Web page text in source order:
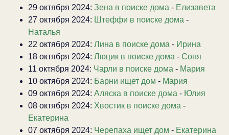
29 октября 2024: Зена в поиске дома - Елизавета
27 октября 2024: Штеффи в поиске дома -
Наталья
22 октября 2024: Лина в поиске дома - Ирина
18 октября 2024: Люцик в поиске дома - Соня
11 октября 2024: Чарли в поиске дома - Мария
10 октября 2024: Барни ищет дом - Мария
09 октября 2024: Аляска в поиске дома - Юлия
08 октября 2024: Хвостик в поиске дома -
Екатерина
07 октября 2024: Черепаха ищет дом - Екатерина